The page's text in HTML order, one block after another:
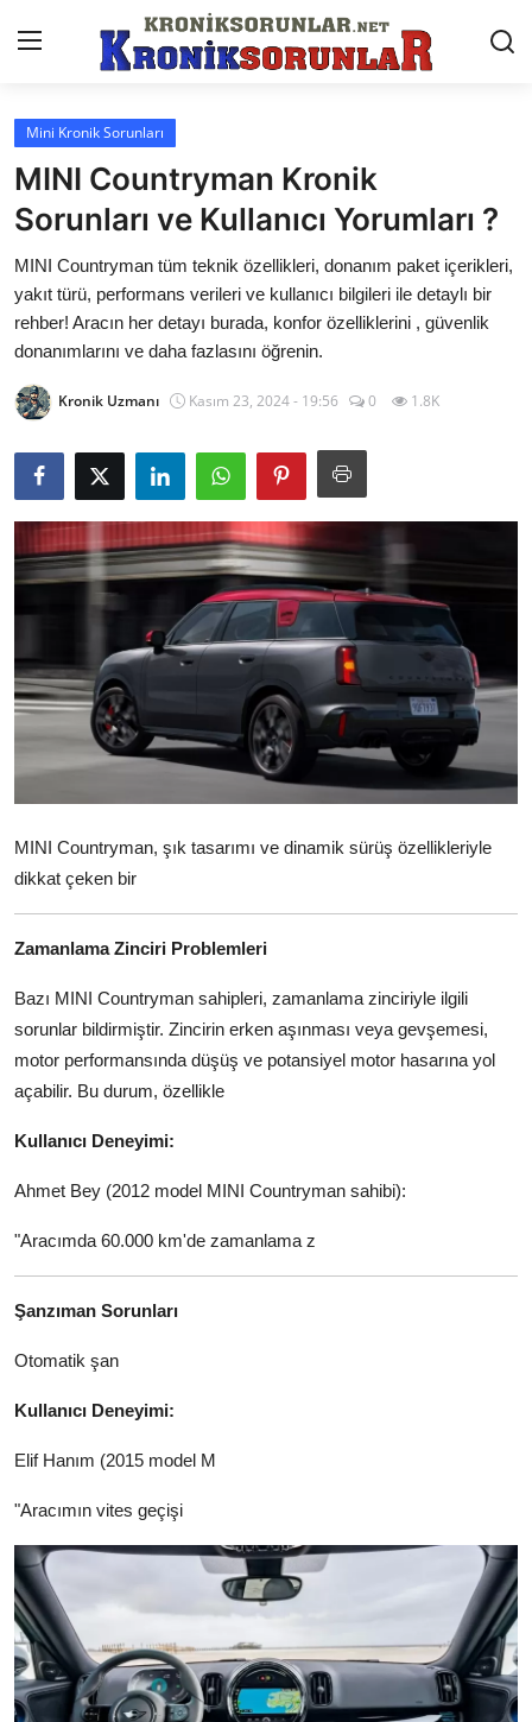
Anasayfa
Markalar
İletişim
Trafik & Cezalar
Sigorta & Kasko
Vergi & ÖTV & MTV
Muayene & Ruhsat
Sorgulamalar
İkinci El & Alım-Satım
Bakım & Arıza Çözümleri
Elektrikli & Hibrit
Kiralama & Filo
Sürüş & Güvenlik
Yağlar & Sıvılar
Elektrik & Akü
Klima & Konfor
Aydınlatma & Görüş
Şanzıman & Aktarma
Dizel Sistemler
Multimedya & Elektronik
Mini Kronik Sorunları
MINI Countryman Kronik
Sorunları ve Kullanıcı Yorumları ?
MINI Countryman tüm teknik özellikleri, donanım paket içerikleri,
yakıt türü, performans verileri ve kullanıcı bilgileri ile detaylı bir
rehber! Aracın her detayı burada, konfor özelliklerini , güvenlik
donanımlarını ve daha fazlasını öğrenin.
Kronik Uzmanı Kasım 23, 2024 - 19:56 0 1.8K
MINI Countryman, şık tasarımı ve dinamik sürüş özellikleriyle
dikkat çeken bir
Zamanlama Zinciri Problemleri
Bazı MINI Countryman sahipleri, zamanlama zinciriyle ilgili
sorunlar bildirmiştir. Zincirin erken aşınması veya gevşemesi,
motor performansında düşüş ve potansiyel motor hasarına yol
açabilir. Bu durum, özellikle
Kullanıcı Deneyimi:
Ahmet Bey (2012 model MINI Countryman sahibi):
"Aracımda 60.000 km'de zamanlama z
Şanzıman Sorunları
Otomatik şan
Kullanıcı Deneyimi:
Elif Hanım (2015 model M
"Aracımın vites geçişi